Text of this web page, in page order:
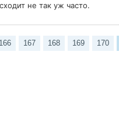
не так уж часто.
166 167 168 169 170